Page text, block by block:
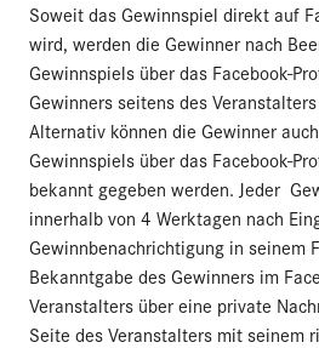
Soweit das Gewinnspiel direkt auf
wird, werden die Gewinner nach
Gewinnspiels über das Facebook-
Gewinners seitens des
Alternativ können die Gewinner
Gewinnspiels über das Facebook-
bekannt gegeben werden. Jeder
innerhalb von 4 Werktagen nach
Gewinnbenachrichtigung in seinem
Bekanntgabe des Gewinners im
Veranstalters über eine private
Seite des Veranstalters mit seinem